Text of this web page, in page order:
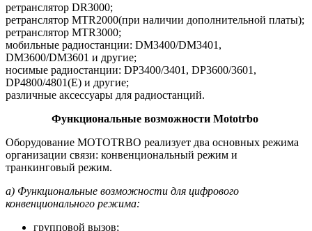
ретранслятор DR3000;
ретранслятор MTR2000(при наличии дополнительной платы);
ретранслятор MTR3000;
мобильные радиостанции: DM3400/DM3401,
DM3600/DM3601 и другие;
носимые радиостанции: DP3400/3401, DP3600/3601,
DP4800/4801(E) и другие;
различные аксессуары для радиостанций.
Функциональные возможности Mototrbo
Оборудование MOTOTRBO реализует два основных режима
организации связи: конвенциональный режим и
транкинговый режим.
а) Функциональные возможности для цифрового
конвенционального режима:
групповой вызов;